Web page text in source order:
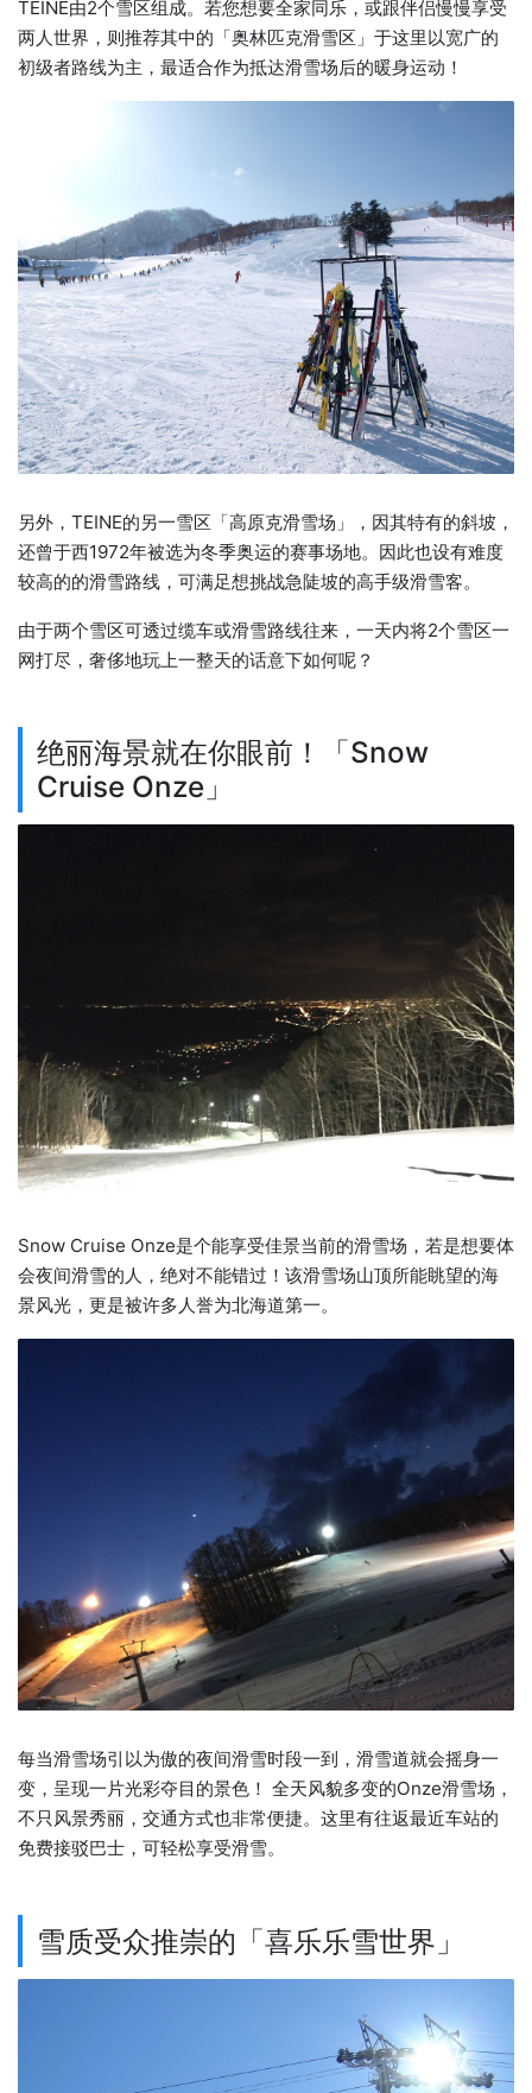
TEINE由2个雪区组成。若您想要全家同乐，或跟伴侣慢慢享受
两人世界，则推荐其中的「奥林匹克滑雪区」于这里以宽广的
初级者路线为主，最适合作为抵达滑雪场后的暖身运动！
另外，TEINE的另一雪区「高原克滑雪场」，因其特有的斜坡，
还曾于西1972年被选为冬季奥运的赛事场地。因此也设有难度
较高的的滑雪路线，可满足想挑战急陡坡的高手级滑雪客。
由于两个雪区可透过缆车或滑雪路线往来，一天内将2个雪区一
网打尽，奢侈地玩上一整天的话意下如何呢？
绝丽海景就在你眼前！「Snow
Cruise Onze」
Snow Cruise Onze是个能享受佳景当前的滑雪场，若是想要体
会夜间滑雪的人，绝对不能错过！该滑雪场山顶所能眺望的海
景风光，更是被许多人誉为北海道第一。
每当滑雪场引以为傲的夜间滑雪时段一到，滑雪道就会摇身一
变，呈现一片光彩夺目的景色！ 全天风貌多变的Onze滑雪场，
不只风景秀丽，交通方式也非常便捷。这里有往返最近车站的
免费接驳巴士，可轻松享受滑雪。
雪质受众推崇的「喜乐乐雪世界」